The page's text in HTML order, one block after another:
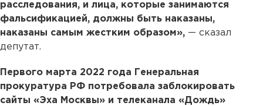
расследования, и лица, которые занимаются
фальсификацией, должны быть наказаны,
наказаны самым жестким образом», — сказал
депутат.
Первого марта 2022 года Генеральная
прокуратура РФ потребовала заблокировать
сайты «Эха Москвы» и телеканала «Дождь»